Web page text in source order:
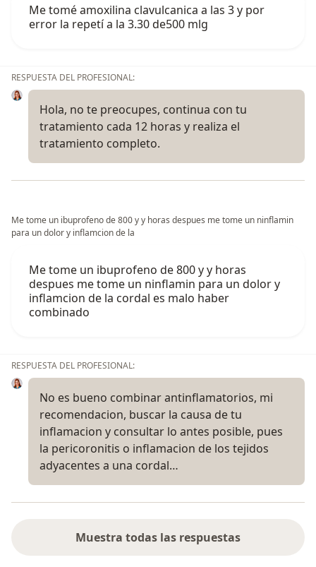
Me tomé amoxilina clavulcanica a las 3 y por
error la repetí a la 3.30 de500 mlg
RESPUESTA DEL PROFESIONAL:
Hola, no te preocupes, continua con tu
tratamiento cada 12 horas y realiza el
tratamiento completo.
Me tome un ibuprofeno de 800 y y horas despues me tome un ninflamin
para un dolor y inflamcion de la
Me tome un ibuprofeno de 800 y y horas
despues me tome un ninflamin para un dolor y
inflamcion de la cordal es malo haber
combinado
RESPUESTA DEL PROFESIONAL:
No es bueno combinar antinflamatorios, mi
recomendacion, buscar la causa de tu
inflamacion y consultar lo antes posible, pues
la pericoronitis o inflamacion de los tejidos
adyacentes a una cordal…
Muestra todas las respuestas